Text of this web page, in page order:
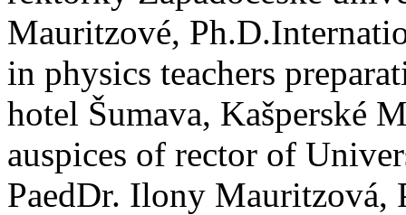
Mauritzové, Ph.D.
in physics teachers
hotel Šumava, Kašperské
auspices of rector of
PaedDr. Ilony Mauritzová,